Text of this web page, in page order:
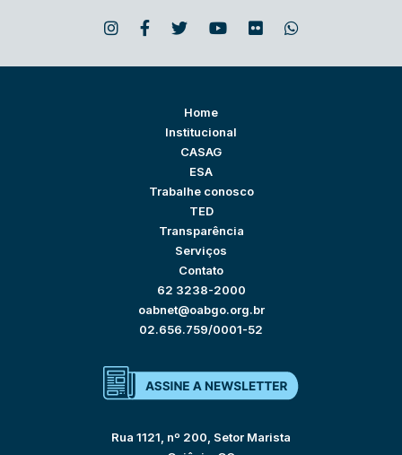
Home
Institucional
CASAG
ESA
Trabalhe conosco
TED
Transparência
Serviços
Contato
62 3238-2000
oabnet@oabgo.org.br
02.656.759/0001-52
Rua 1121, nº 200, Setor Marista